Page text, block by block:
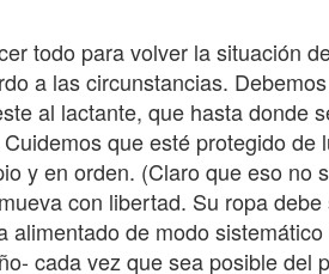
todo para volver la situación
a las circunstancias.
al lactante, que hasta donde
que esté protegido de
y en orden. (Claro que eso no
con libertad. Su ropa
alimentado de modo
cada vez que sea posible del